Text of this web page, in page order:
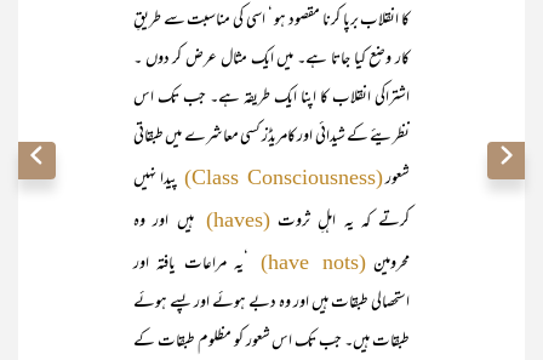
کا انقلاب برپا کرنا مقصود ہو ‘ اسی کی مناسبت سے طریقِ
کار وضع کیا جاتا ہے۔ میں ایک مثال عرض کر دوں ۔
اشتراکی انقلاب کا اپنا ایک طریقہ ہے۔ جب تک اس
نظریئے کے شیدائی اور کامریڈز کسی معاشرے میں طبقاتی
شعور(Class Consciousness)
پیدا نہیں
کرتے کہ یہ اہلِ ثروت(haves)
ہیں اور وہ
محرومین(have nots)
‘یہ مراعات یافتہ اور
استحصالی طبقات ہیں اور وہ دبے ہوئے اور پسے ہوئے
طبقات ہیں۔ جب تک اس شعور کو مظلوم طبقات کے